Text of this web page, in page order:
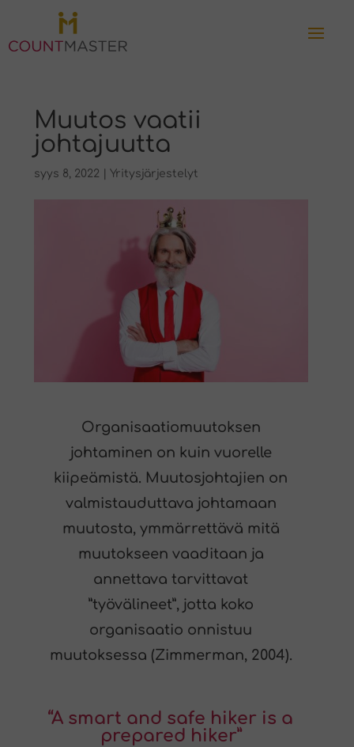
Muutos vaatii
johtajuutta
syys 8, 2022 |Yritysjärjestelyt
Organisaatiomuutoksen
johtaminen on kuin vuorelle
kiipeämistä. Muutosjohtajien on
valmistauduttava johtamaan
muutosta, ymmärrettävä mitä
muutokseen vaaditaan ja
annettava tarvittavat
”työvälineet”, jotta koko
organisaatio onnistuu
muutoksessa (Zimmerman, 2004).
“A smart and safe hiker is a
prepared hiker”